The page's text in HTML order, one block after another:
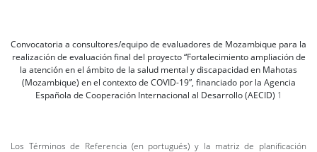
Convocatoria a consultores/equipo de evaluadores de Mozambique para la
realización de evaluación final del proyecto “Fortalecimiento ampliación de
la atención en el ámbito de la salud mental y discapacidad en Mahotas
(Mozambique) en el contexto de COVID-19”, financiado por la Agencia
Española de Cooperación Internacional al Desarrollo (AECID) 1
Los Términos de Referencia (en portugués) y la matriz de planificación